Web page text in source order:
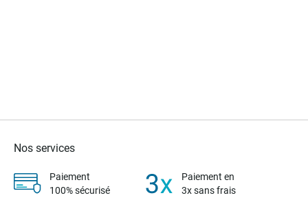
Nos services
Paiement
100% sécurisé
Paiement en
3x sans frais